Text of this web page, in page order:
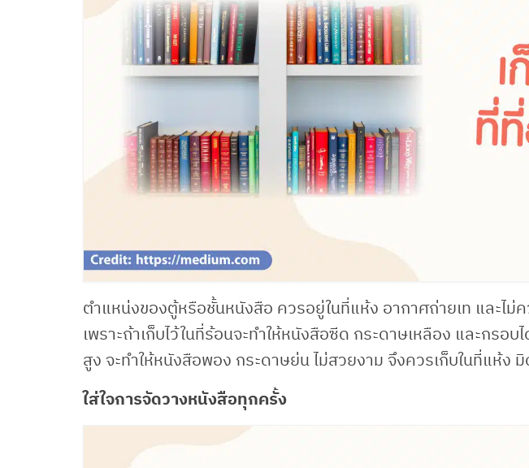
ตำแหน่งของตู้หรือชั้นหนังสือ ควรอยู่ในที่แห้ง อากาศถ่ายเท และไม่ค
เพราะถ้าเก็บไว้ในที่ร้อนจะทำให้หนังสือซีด กระดาษเหลือง และกรอบ
สูง จะทำให้หนังสือพอง กระดาษย่น ไม่สวยงาม จึงควรเก็บในที่แห้ง
ใส่ใจการจัดวางหนังสือทุกครั้ง